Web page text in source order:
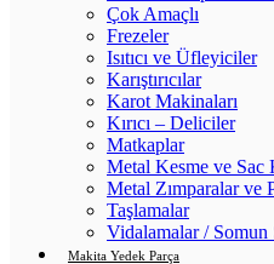
Çok Amaçlı
Frezeler
Isıtıcı ve Üfleyiciler
Karıştırıcılar
Karot Makinaları
Kırıcı – Deliciler
Matkaplar
Metal Kesme ve Sac
Metal Zımparalar ve
Taşlamalar
Vidalamalar / Somun
Makita Yedek Parça